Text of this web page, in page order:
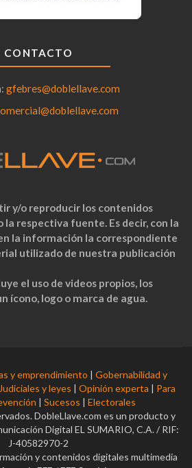
CONTACTO
gfebres@doblellave.com
y/o reproducir los contenidos
respectiva fuente. Es decir, con la
la información la correspondiente
utilizado de nuestra publicación
el uso de videos propios, los
ícono, logo o marca de agua.
y emprendimiento | Gobernabilidad y
Judiciales y leyes | Opinión experta | Para
| Sucesos | Electorales
DobleLlave.com es un producto y
Digital EL SUMARIO, C.A. / RIF:
J-40582970-2
y contenidos digitales multimedia